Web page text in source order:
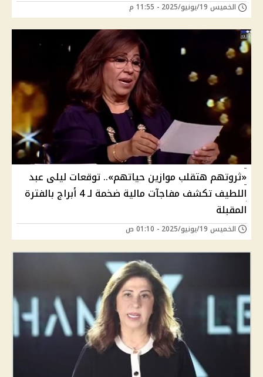
الخميس 19/يونيو/2025 - 11:55 م
«ثروتهم هتقلب موازين حياتهم».. توقعات ليلى عبد
اللطيف تكشف مفاجآت مالية ضخمة لـ 4 أبراج بالفترة
المقبلة
الخميس 19/يونيو/2025 - 01:10 ص